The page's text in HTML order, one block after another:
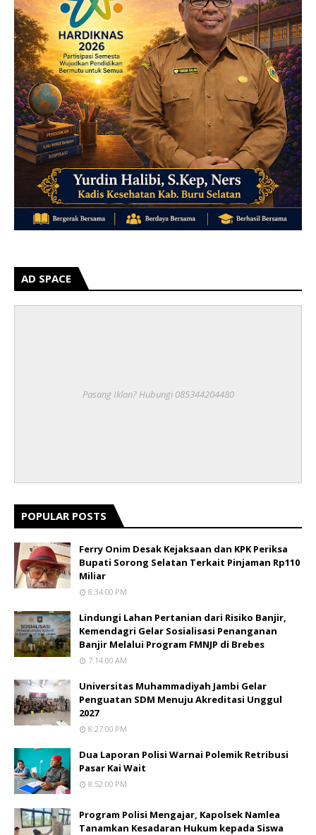
AD SPACE
Pasang Iklan? Hubungi 085344204480
POPULAR POSTS
Ferry Onim Desak Kejaksaan dan KPK Periksa
Bupati Sorong Selatan Terkait Pinjaman Rp110
Miliar
8:34:00 PM
Lindungi Lahan Pertanian dari Risiko Banjir,
Kemendagri Gelar Sosialisasi Penanganan
Banjir Melalui Program FMNJP di Brebes
7:14:00 AM
Universitas Muhammadiyah Jambi Gelar
Penguatan SDM Menuju Akreditasi Unggul
2027
8:27:00 PM
Dua Laporan Polisi Warnai Polemik Retribusi
Pasar Kai Wait
8:52:00 PM
Program Polisi Mengajar, Kapolsek Namlea
Tanamkan Kesadaran Hukum kepada Siswa